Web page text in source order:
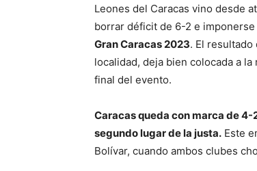
Leones del Caracas vino desde
borrar déficit de 6-2 e imponerse
Gran Caracas 2023. El
localidad, deja bien colocada a
final del evento.
Caracas queda con marca de
segundo lugar de la justa. Este
Bolívar, cuando ambos clubes